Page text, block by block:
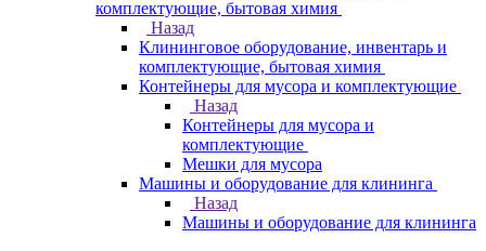
комплектующие, бытовая химия
Назад
Клининговое оборудование, инвентарь и
комплектующие, бытовая химия
Контейнеры для мусора и комплектующие
Назад
Контейнеры для мусора и
комплектующие
Мешки для мусора
Машины и оборудование для клининга
Назад
Машины и оборудование для клининга